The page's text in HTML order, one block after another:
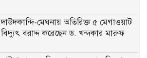
দাউদকান্দি-মেঘনায় অতিরিক্ত ৫ মেগাওয়াট
বিদ্যুৎ বরাদ্দ করেছেন ড. খন্দকার মারুফ